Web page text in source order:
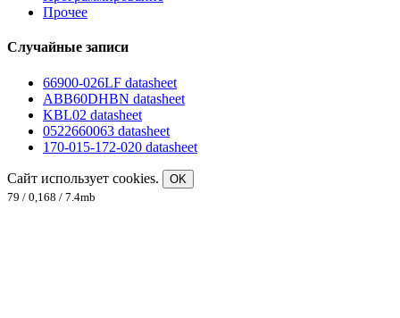
Прочее
Случайные записи
66900-026LF datasheet
ABB60DHBN datasheet
KBL02 datasheet
0522660063 datasheet
170-015-172-020 datasheet
Сайт использует cookies.
OK
79 / 0,168 / 7.4mb